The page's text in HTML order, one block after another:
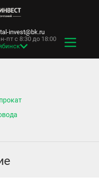
invest@bk.ru
пт с 8:30 до 18:00